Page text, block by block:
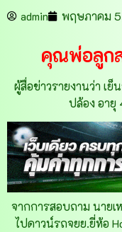
admin พฤษภาคม
คุณพ่อลูก
ผู้สื่อข่าวรายงานว่า เ
ปล้อง อายุ
จากการสอบถาม นายเ
ไปดาวน์รถจยย.ยี่ห้อ